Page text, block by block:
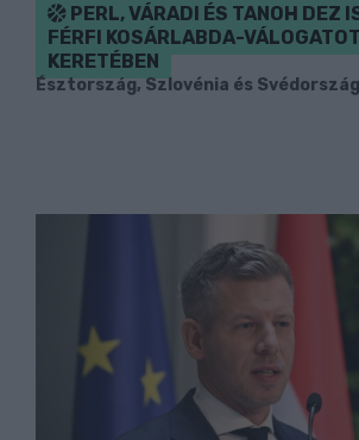
PERL, VÁRADI ÉS TANOH DEZ
FÉRFI KOSÁRLABDA-
KERETÉBEN
Észtország, Szlovénia és